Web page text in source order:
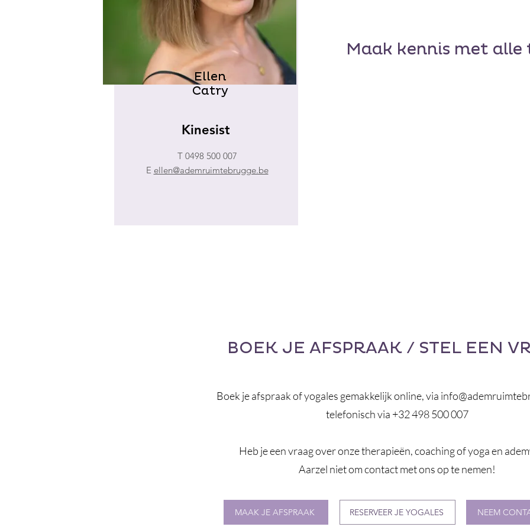
Ellen
Catry
Kinesist
T 0498 500 007
E ellen@ademruimtebrugge.be
Maak kennis met
BOEK JE AFSPRAAK / STEL EEN
Boek je afspraak of yogales gemakkelijk online, via
telefonisch via +32 498 500 007
Heb je een vraag over onze therapieën, coaching ofyogaen
Aarzel niet om contact met ons op te nemen!
MAAK JE AFSPRAAK RESERVEER JE YOGALES NEEM